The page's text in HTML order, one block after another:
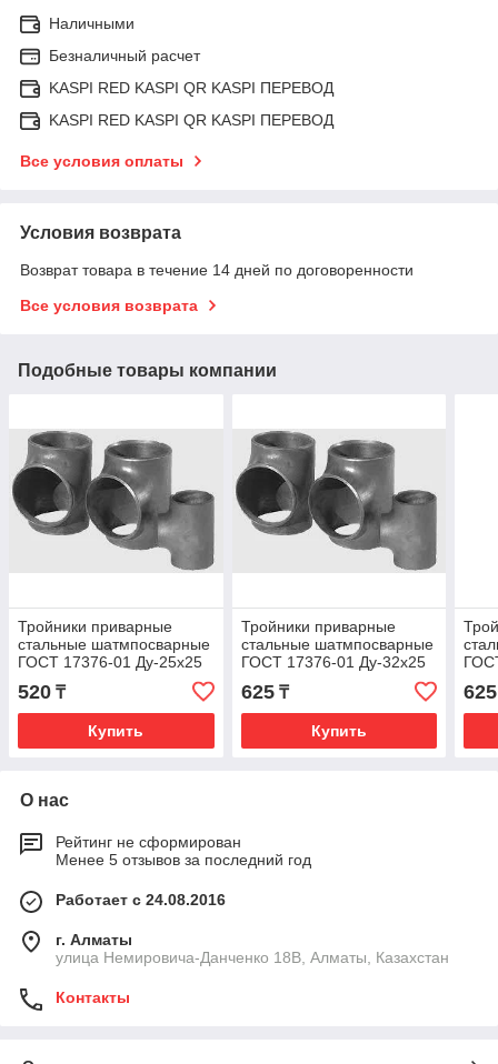
Наличными
Безналичный расчет
KASPI RED KASPI QR KASPI ПЕРЕВОД
KASPI RED KASPI QR KASPI ПЕРЕВОД
Все условия оплаты
Условия возврата
Возврат товара в течение 14 дней по договоренности
Все условия возврата
Подобные товары компании
Тройники приварные
стальные шатмпосварные
ГОСТ 17376-01 Ду-25х25
520 ₸
Купить
Тройники приварные
стальные шатмпосварные
ГОСТ 17376-01 Ду-32х25
625₸
Купить
625
О нас
Рейтинг не сформирован
Менее 5 отзывов за последний год
Работает с 24.08.2016
г. Алматы
улица Немировича-Данченко 18В, Алматы, Казахстан
Контакты